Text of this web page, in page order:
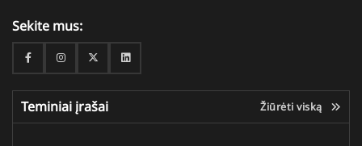
Sekite mus:
FacebookInstagramTwitterLinkedin
Teminiai įrašai Žiūrėti viską